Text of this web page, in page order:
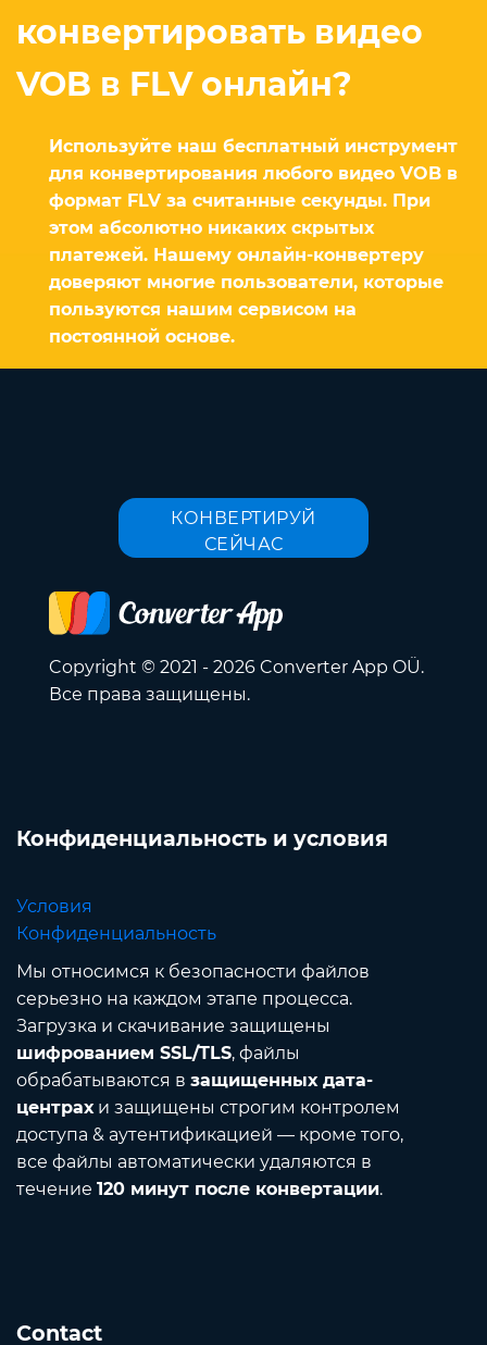
конвертировать видео
VOB в FLV онлайн?
Используйте наш бесплатный инструмент
для конвертирования любого видео VOB в
формат FLV за считанные секунды. При
этом абсолютно никаких скрытых
платежей. Нашему онлайн-конвертеру
доверяют многие пользователи, которые
пользуются нашим сервисом на
постоянной основе.
КОНВЕРТИРУЙ
СЕЙЧАС
Copyright © 2021 - 2026 Converter App OÜ.
Все права защищены.
Конфиденциальность и условия
Условия
Конфиденциальность
Мы относимся к безопасности файлов
серьезно на каждом этапе процесса.
Загрузка и скачивание защищены
шифрованием SSL/TLS, файлы
обрабатываются в защищенных дата-
центрахи защищены строгим контролем
доступа & аутентификацией — кроме того,
все файлы автоматически удаляются в
течение 120 минут после конвертации.
Contact